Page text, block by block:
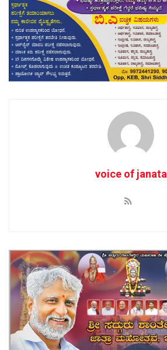
voice of janata